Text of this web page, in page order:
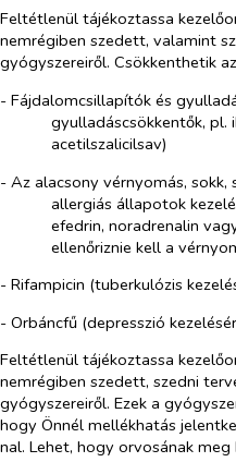
Feltétlenül tájékoztassa
nemrégiben szedett, valamint
gyógyszereiről. Csökkenthetik
- Fájdalomcsillapítók és
gyulladáscsökkentők, pl.
acetilszalicilsav)
- Az alacsony vérnyomás,
allergiás állapotok
efedrin, noradrenalin
ellenőriznie kell a
- Rifampicin (tuberkulózis
- Orbáncfű (depresszió
Feltétlenül tájékoztassa
nemrégiben szedett, szedni
gyógyszereiről. Ezek a
hogy Önnél mellékhatás
nal. Lehet, hogy orvosának